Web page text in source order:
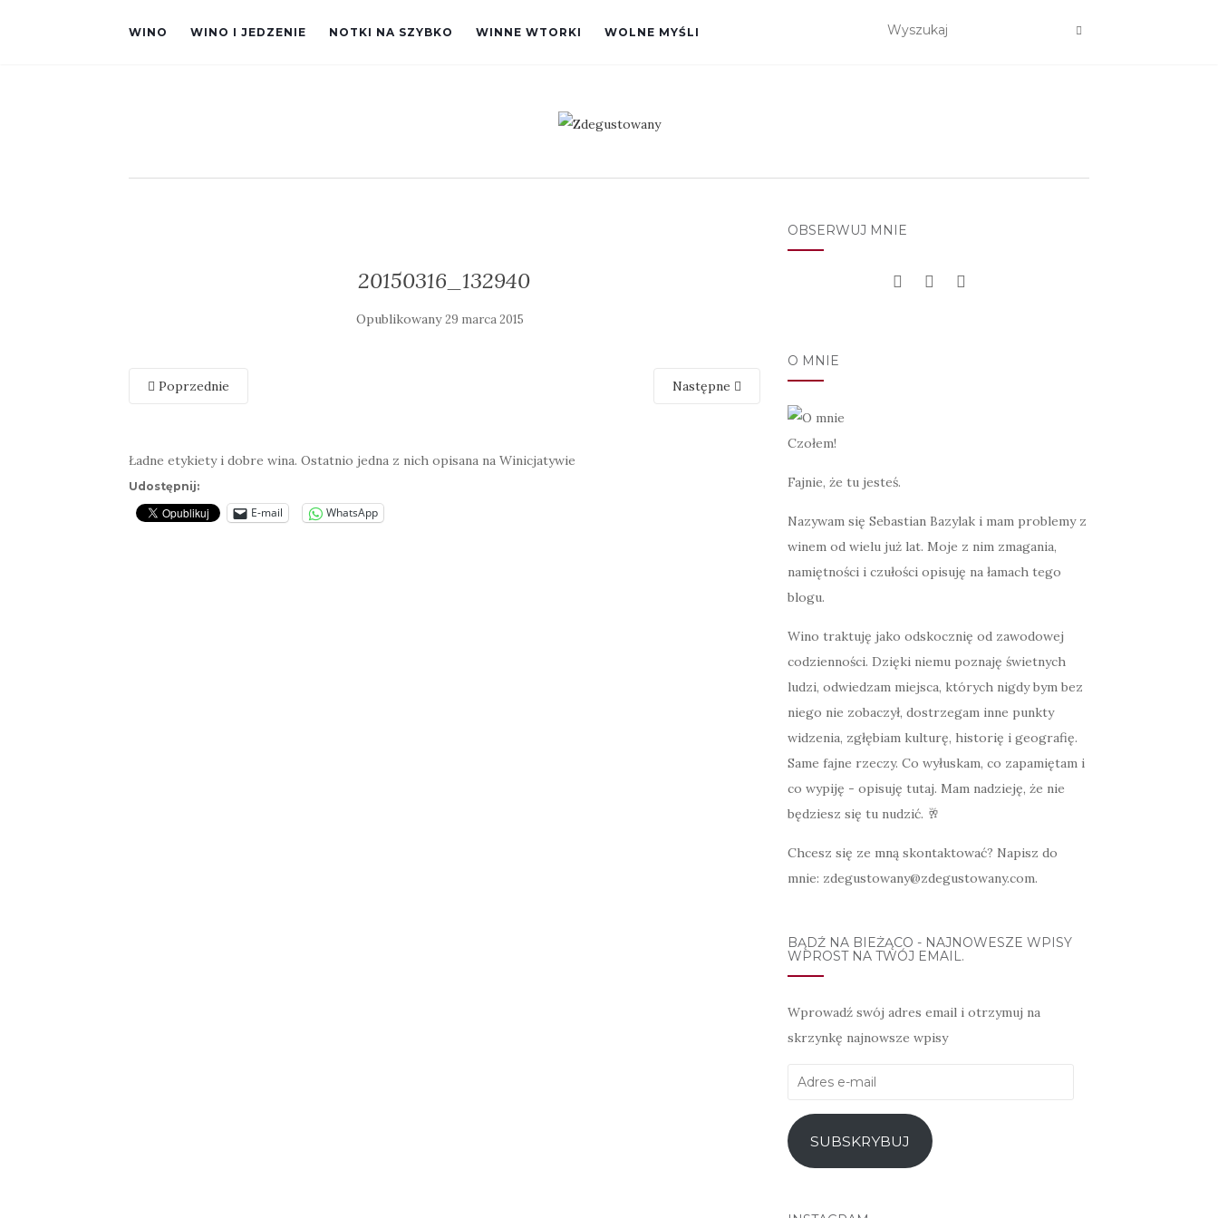
WINO WINO I JEDZENIE NOTKI NA SZYBKO WINNE WTORKI WOLNE MYŚLI
20150316_132940
Opublikowany29 marca 2015
Poprzednie Następne
Ładne etykiety i dobre wina. Ostatnio jedna z nich opisana na Winicjatywie
Udostępnij:
E-mail WhatsApp
OBSERWUJ MNIE
O MNIE
Czołem!
Fajnie, że tu jesteś.
Nazywam się Sebastian Bazylak i mam problemy z
winem od wielu już lat. Moje z nim zmagania,
namiętności i czułości opisuję na łamach tego
blogu.
Wino traktuję jako odskocznię od zawodowej
codzienności. Dzięki niemu poznaję świetnych
ludzi, odwiedzam miejsca, których nigdy bym bez
niego nie zobaczył, dostrzegam inne punkty
widzenia, zgłębiam kulturę, historię i geografię.
Same fajne rzeczy. Co wyłuskam, co zapamiętam i
co wypiję - opisuję tutaj. Mam nadzieję, że nie
będziesz się tu nudzić. 🥂
Chcesz się ze mną skontaktować? Napisz do
mnie: zdegustowany@zdegustowany.com.
BĄDŹ NA BIEŻĄCO - NAJNOWESZE WPISY
WPROST NA TWÓJ EMAIL.
Wprowadź swój adres email i otrzymuj na
skrzynkę najnowsze wpisy
Adres
mail
SUBSKRYBUJ